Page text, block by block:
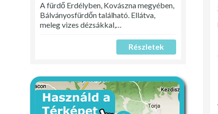
A fürdő Erdélyben, Kovászna megyében,
Bálványosfürdőn található. Ellátva,
meleg vizes dézsákkal,…
Részletek